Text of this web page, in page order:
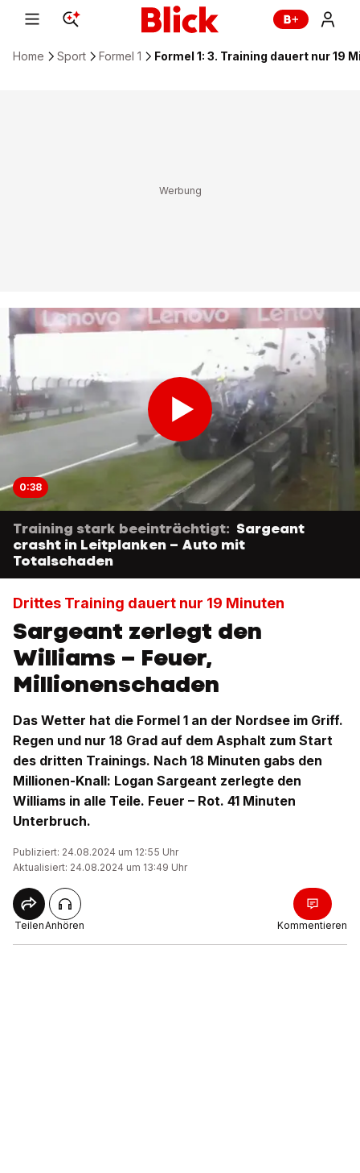
Home Sport Formel 1 Formel 1: 3. Training dauert nur 19
0:38
Training stark beeinträchtigt: Sargeant
crasht in Leitplanken – Auto mit
Totalschaden
Drittes Training dauert nur 19 Minuten
Sargeant zerlegt den
Williams – Feuer,
Millionenschaden
Das Wetter hat die Formel 1 an der Nordsee im Griff.
Regen und nur 18 Grad auf dem Asphalt zum Start
des dritten Trainings. Nach 18 Minuten gabs den
Millionen-Knall: Logan Sargeant zerlegte den
Williams in alle Teile. Feuer – Rot. 41 Minuten
Unterbruch.
Publiziert: 24.08.2024 um 12:55 Uhr
Aktualisiert: 24.08.2024 um 13:49 Uhr
TeilenAnhören Kommentieren